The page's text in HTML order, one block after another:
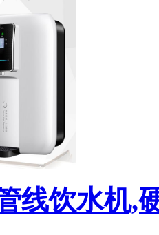
线饮水机,